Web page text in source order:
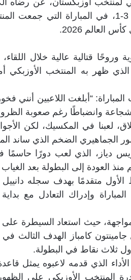
لاعبوه رغم الخسارة أمام كولومبيا بنتيجة 3-1، في
2026.
قتالية عالية خلال
ظهر به المنتخب الأوزبكي
“أبلغت اللاعبين أنني
شجاعة وانضباطًا رغم صعوبة
لعبنا في المكسيك، لكن
الجماهيري الضخم الذي ساند
دياز، الذي لعب دورًا حاسمًا
العودة إلى البطولة بعد الغياب
متقدمًا بهدف سجله
وإدراك التعادل مع
حيث استعاد السيطرة
كامباز الهدف الثالث
ثلاث نقاط في البطولة.
الذي قدمه لاعبوه يمثل
المنتخب الأوزبكي على